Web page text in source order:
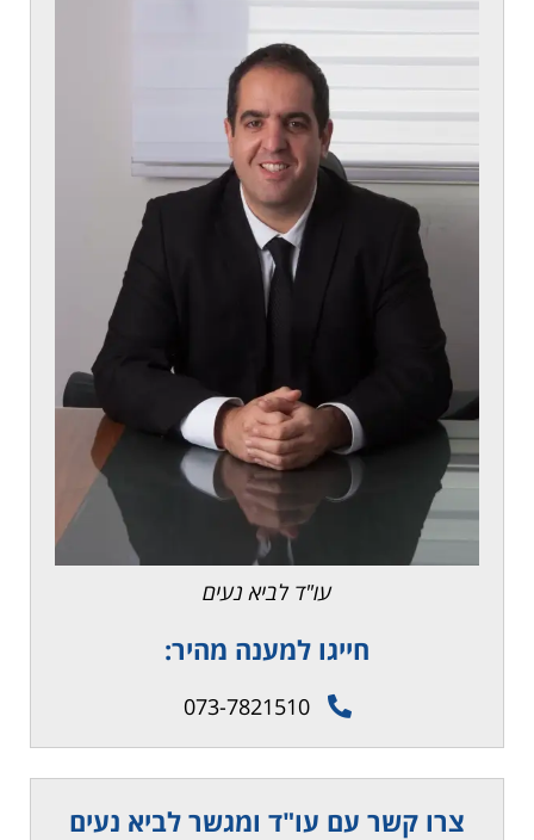
עו"ד לביא נעים
חייגו למענה מהיר:
073-7821510
צרו קשר עם עו"ד ומגשר לביא נעים